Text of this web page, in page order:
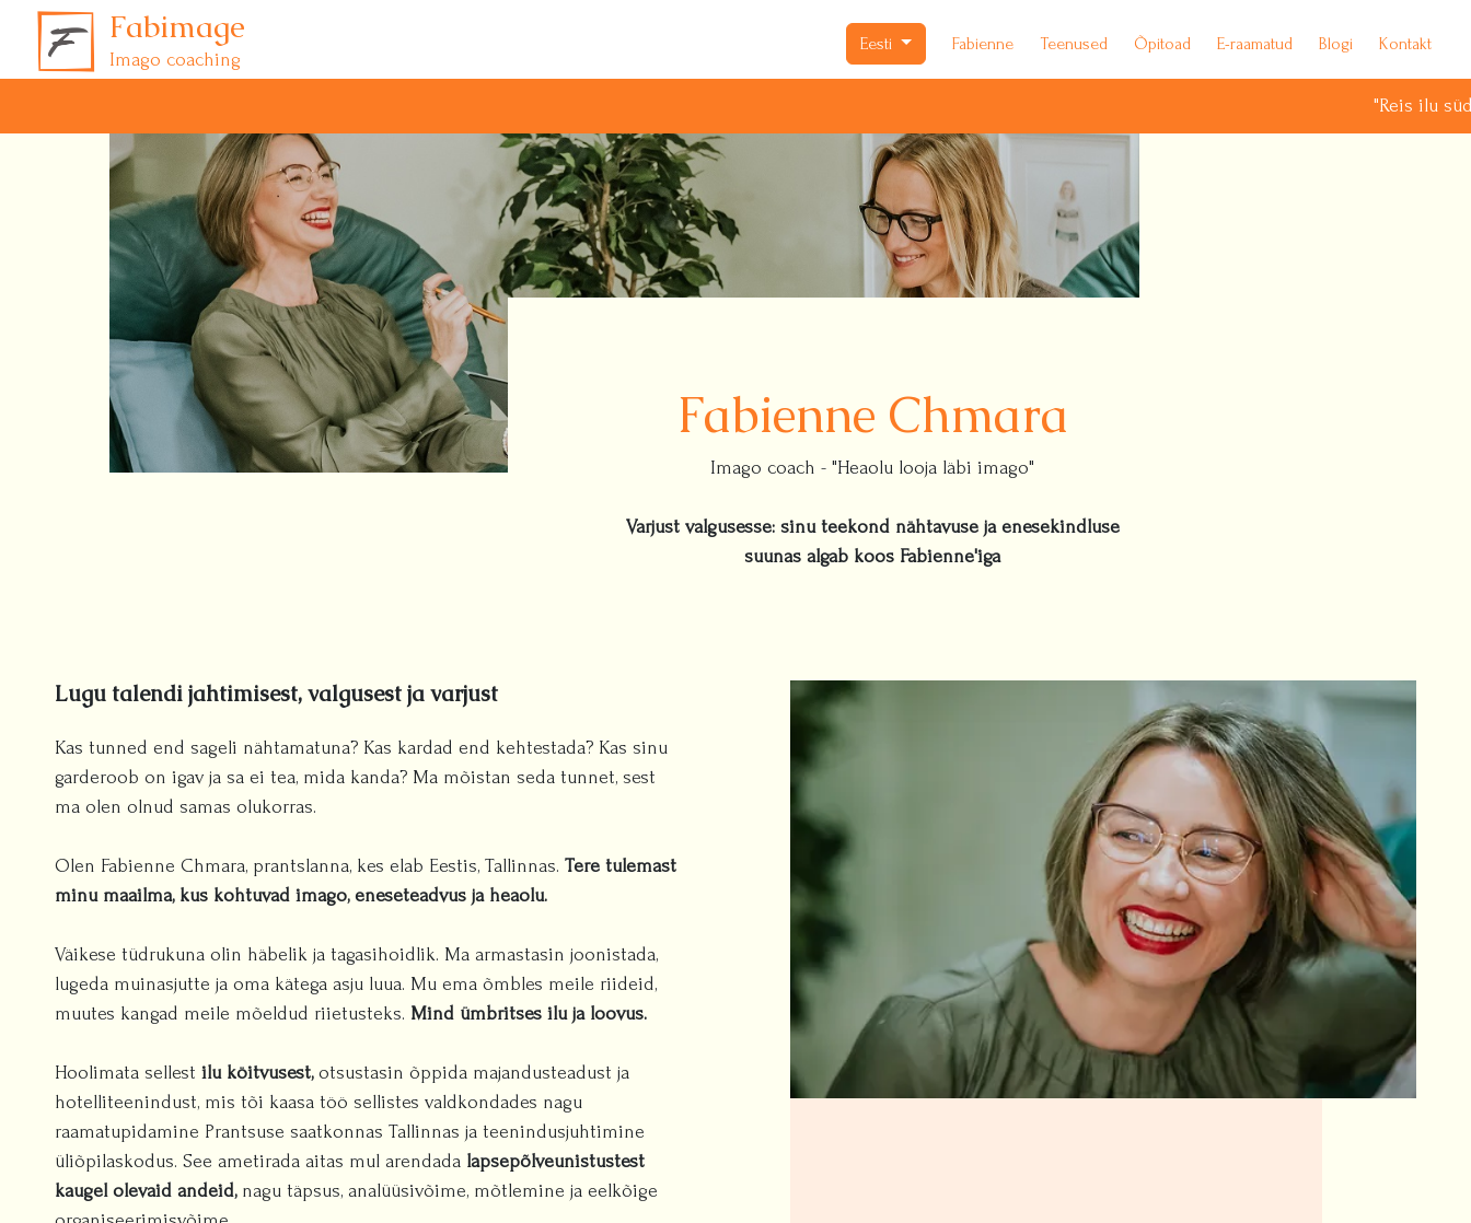
Fabimage
Imago coaching
Eesti Fabienne Teenused Õpitoad E-raamatud Blogi Kontakt
"Reis ilu südamesse :
Fabienne Chmara
Imago coach - "Heaolu looja läbi imago"
Varjust valgusesse: sinu teekond nähtavuse ja enesekindluse
suunas algab koos Fabienne'iga
Lugu talendi jahtimisest, valgusest ja varjust
Kas tunned end sageli nähtamatuna? Kas kardad end kehtestada? Kas sinu
garderoob on igav ja sa ei tea, mida kanda? Ma mõistan seda tunnet, sest
ma olen olnud samas olukorras.
Olen Fabienne Chmara, prantslanna, kes elab Eestis, Tallinnas. Tere tulemast
minu maailma, kus kohtuvad imago, eneseteadvus ja heaolu.
Väikese tüdrukuna olin häbelik ja tagasihoidlik. Ma armastasin joonistada,
lugeda muinasjutte ja oma kätega asju luua. Mu ema õmbles meile riideid,
muutes kangad meile mõeldud riietusteks. Mind ümbritses ilu ja loovus.
Hoolimata sellest ilu köitvusest,otsustasin õppida majandusteadust ja
hotelliteenindust, mis tõi kaasa töö sellistes valdkondades nagu
raamatupidamine Prantsuse saatkonnas Tallinnas ja teenindusjuhtimine
üliõpilaskodus. See ametirada aitas mul arendada lapsepõlveunistustest
kaugel olevaid andeid,nagu täpsus, analüüsivõime, mõtlemine ja eelkõige